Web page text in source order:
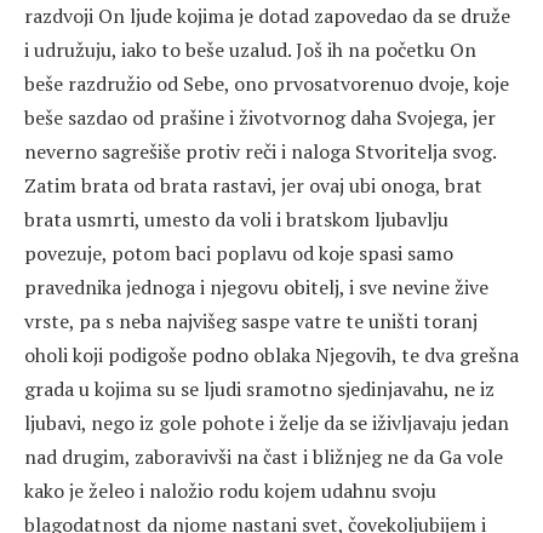
razdvoji On ljude kojima je dotad zapovedao da se druže
i udružuju, iako to beše uzalud. Još ih na početku On
beše razdružio od Sebe, ono prvosatvorenuo dvoje, koje
beše sazdao od prašine i životvornog daha Svojega, jer
neverno sagrešiše protiv reči i naloga Stvoritelja svog.
Zatim brata od brata rastavi, jer ovaj ubi onoga, brat
brata usmrti, umesto da voli i bratskom ljubavlju
povezuje, potom baci poplavu od koje spasi samo
pravednika jednoga i njegovu obitelj, i sve nevine žive
vrste, pa s neba najvišeg saspe vatre te uništi toranj
oholi koji podigoše podno oblaka Njegovih, te dva grešna
grada u kojima su se ljudi sramotno sjedinjavahu, ne iz
ljubavi, nego iz gole pohote i želje da se iživljavaju jedan
nad drugim, zaboravivši na čast i bližnjeg ne da Ga vole
kako je želeo i naložio rodu kojem udahnu svoju
blagodatnost da njome nastani svet, čovekoljubijem i